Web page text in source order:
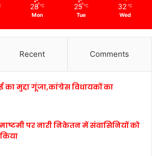
28 ℃
Mon
25 ℃
Tue
32 ℃
Wed
Recent Comments
मुद्दा गूंजा,कांग्रेस विधायकों का
पर नारी निकेतन में संवासिनियों को